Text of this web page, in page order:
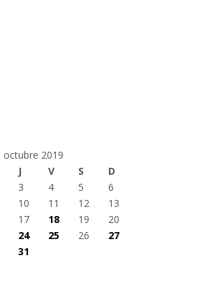
octubre 2019
J V S
D
3 4 5
6
10 11 12
13
17 18 19
20
24 25 26
27
31